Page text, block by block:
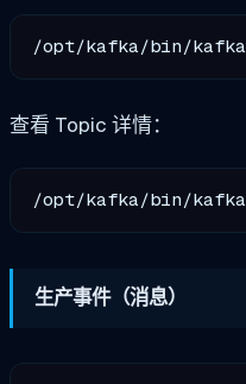
查看 Topic 详情：
生产事件（消息）